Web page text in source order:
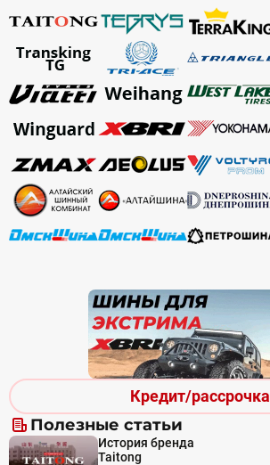
Кредит/рассрочка
Полезные статьи
История бренда
Taitong